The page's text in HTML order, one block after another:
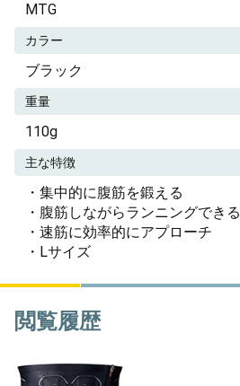
MTG
カラー
ブラック
重量
110g
主な特徴
・集中的に腹筋を鍛える
・腹筋しながらランニングできる
・速筋に効率的にアプローチ
・Lサイズ
閲覧履歴